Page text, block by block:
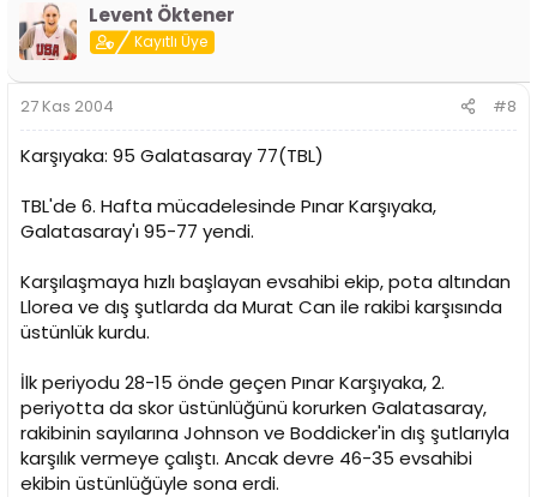
Levent Öktener
Kayıtlı Üye
27 Kas 2004 #8
Karşıyaka: 95 Galatasaray 77(TBL)
TBL'de 6. Hafta mücadelesinde Pınar Karşıyaka,
Galatasaray'ı 95-77 yendi.
Karşılaşmaya hızlı başlayan evsahibi ekip, pota altından
Llorea ve dış şutlarda da Murat Can ile rakibi karşısında
üstünlük kurdu.
İlk periyodu 28-15 önde geçen Pınar Karşıyaka, 2.
periyotta da skor üstünlüğünü korurken Galatasaray,
rakibinin sayılarına Johnson ve Boddicker'in dış şutlarıyla
karşılık vermeye çalıştı. Ancak devre 46-35 evsahibi
ekibin üstünlüğüyle sona erdi.